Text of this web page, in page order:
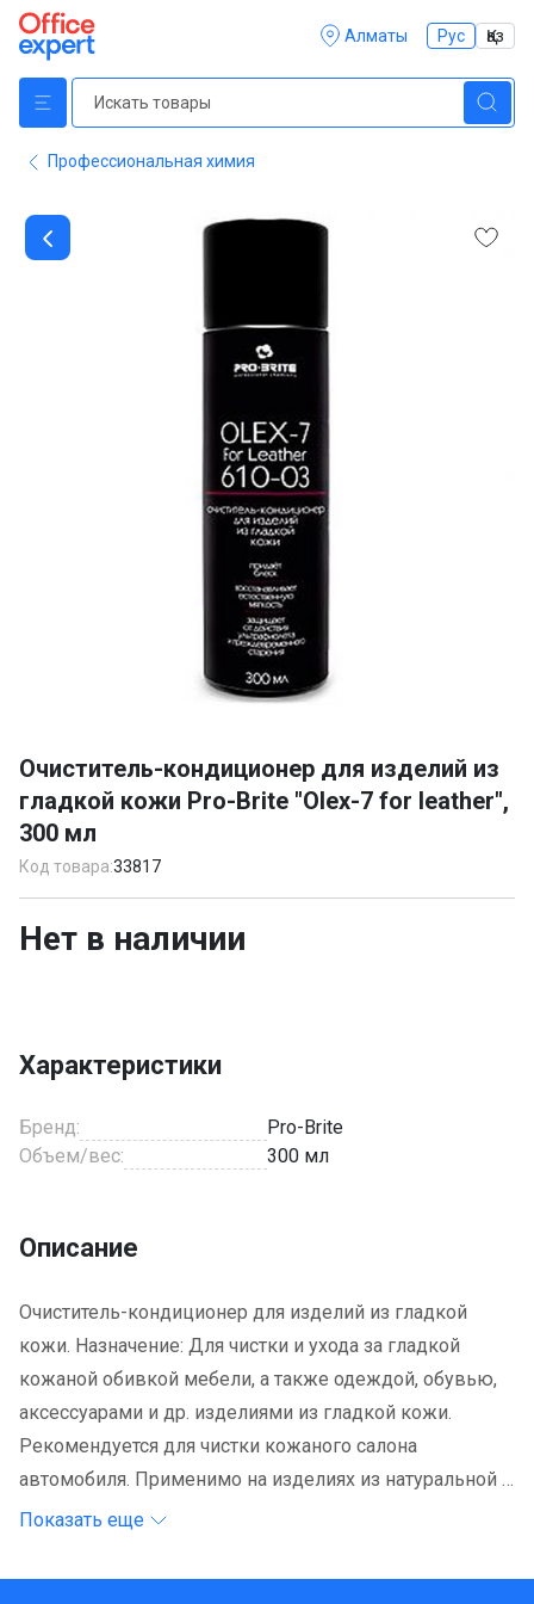
Алматы Рус Қаз
Профессиональная химия
of
1
Очиститель-кондиционер для изделий из
гладкой кожи Pro-Brite "Olex-7 for leather",
300 мл
Код товара:33817
Нет в наличии
Характеристики
Бренд:
Pro-Brite
Объем/вес:
300 мл
Описание
Очиститель-кондиционер для изделий из гладкой
кожи. Назначение: Для чистки и ухода за гладкой
кожаной обивкой мебели, а также одеждой, обувью,
аксессуарами и др. изделиями из гладкой кожи.
Рекомендуется для чистки кожаного салона
автомобиля. Применимо на изделиях из натуральной и
искусственной кожи любого цвета. Рекомендуется
обивки. Область применения: Торговые и деловые
Показать еще